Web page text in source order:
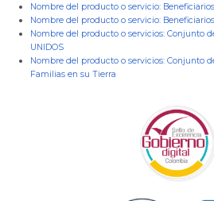
Nombre del producto o servicio:
Nombre del producto o servicio:
Nombre del producto o servicios: Conjunto
UNIDOS
Nombre del producto o servicios: Conjunto
Familias en su Tierra